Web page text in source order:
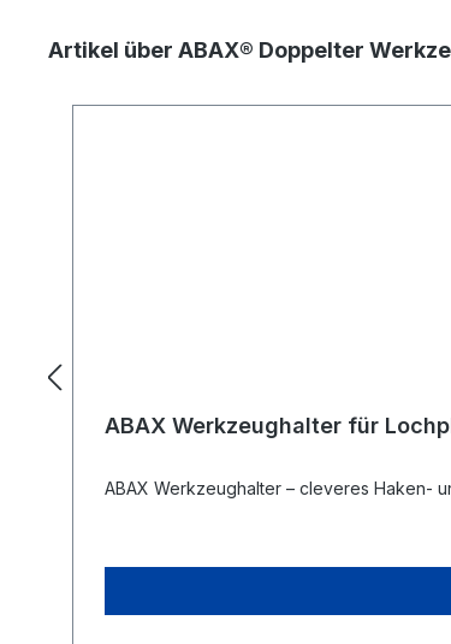
Artikel über ABAX® Doppelter
ABAX Werkzeughalter für
ABAX Werkzeughalter – cleveres Haken-